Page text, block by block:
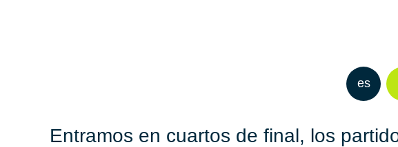
es
Entramos en cuartos de final, los